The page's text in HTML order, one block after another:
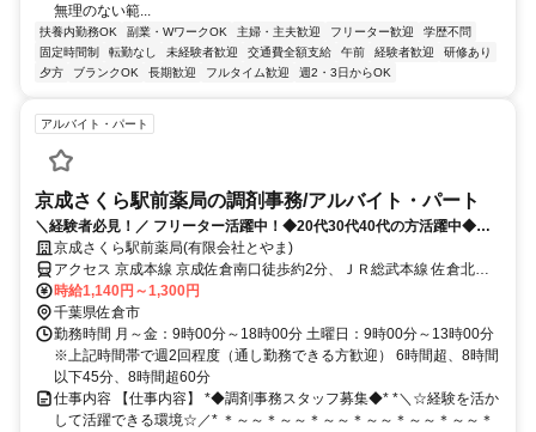
無理のない範...
扶養内勤務OK 副業・WワークOK 主婦・主夫歓迎 フリーター歓迎
学歴不問
固定時間制
転勤なし 未経験者歓迎 交通費全額支給 午前 経験者歓迎
研修あり
夕方
ブランクOK 長期歓迎 フルタイム歓迎 週2・3日からOK
アルバイト・パート
京成さくら駅前薬局の調剤事務/アルバイト・パート
＼経験者必見！／ フリーター活躍中！◆20代30代40代の方活躍中◆ブ
ランクOK★経験を活かして、無理なく長く働ける環境です♪
京成さくら駅前薬局(有限会社とやま)
アクセス 京成本線 京成佐倉南口徒歩約2分、ＪＲ総武本線 佐倉北口
徒歩約26分、ＪＲ総武本線 佐倉北口徒歩約26分
時給1,140円～1,300円
千葉県佐倉市
勤務時間 月～金：9時00分～18時00分 土曜日：9時00分～13時00分
※上記時間帯で週2回程度（通し勤務できる方歓迎） 6時間超、8時間
以下45分、8時間超60分
仕事内容 【仕事内容】 *◆調剤事務スタッフ募集◆* *＼☆経験を活か
して活躍できる環境☆／* ＊～～＊～～＊～～＊～～＊～～＊～～＊